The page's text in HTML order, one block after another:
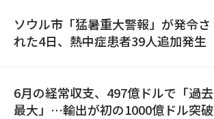
ソウル市「猛暑重大警報」が発令さ
れた4日、熱中症患者39人追加発生
6月の経常収支、497億ドルで「過去
最大」…輸出が初の1000億ドル突破